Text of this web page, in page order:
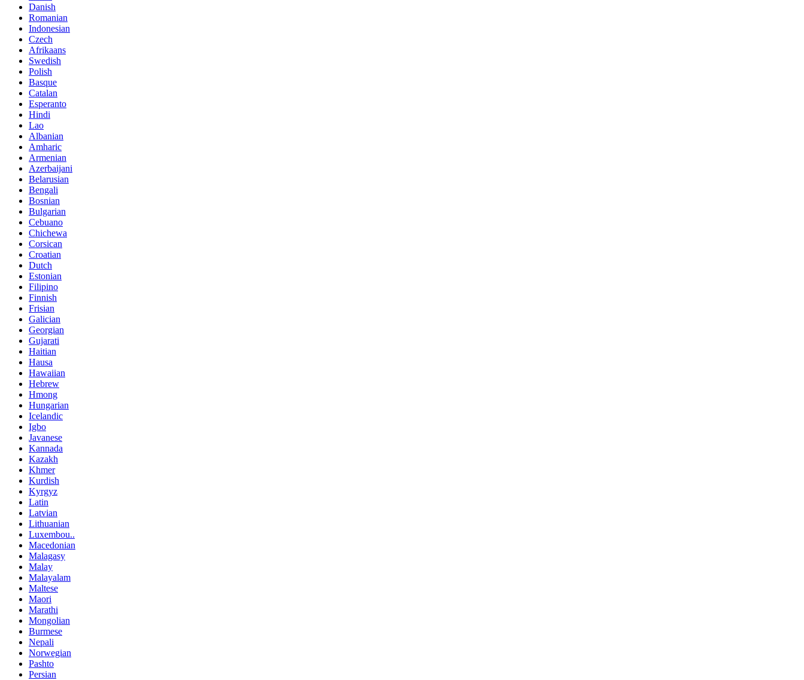
Danish
Romanian
Indonesian
Czech
Afrikaans
Swedish
Polish
Basque
Catalan
Esperanto
Hindi
Lao
Albanian
Amharic
Armenian
Azerbaijani
Belarusian
Bengali
Bosnian
Bulgarian
Cebuano
Chichewa
Corsican
Croatian
Dutch
Estonian
Filipino
Finnish
Frisian
Galician
Georgian
Gujarati
Haitian
Hausa
Hawaiian
Hebrew
Hmong
Hungarian
Icelandic
Igbo
Javanese
Kannada
Kazakh
Khmer
Kurdish
Kyrgyz
Latin
Latvian
Lithuanian
Luxembou..
Macedonian
Malagasy
Malay
Malayalam
Maltese
Maori
Marathi
Mongolian
Burmese
Nepali
Norwegian
Pashto
Persian